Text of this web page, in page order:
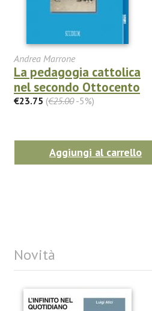
Andrea Marrone
La pedagogia cattolica
nel secondo Ottocento
€23.75 (€25.00-5%)
Aggiungi al carrello
Novità